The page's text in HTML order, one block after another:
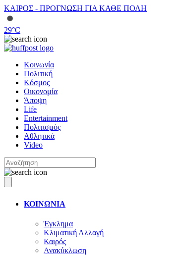
ΚΑΙΡΟΣ - ΠΡΟΓΝΩΣΗ ΓΙΑ ΚΑΘΕ ΠΟΛΗ
29°C
Κοινωνία
Πολιτική
Κόσμος
Οικονομία
Άποψη
Life
Entertainment
Πολιτισμός
Αθλητικά
Video
ΚΟΙΝΩΝΙΑ
Έγκλημα
Κλιματική Αλλαγή
Καιρός
Ανακύκλωση